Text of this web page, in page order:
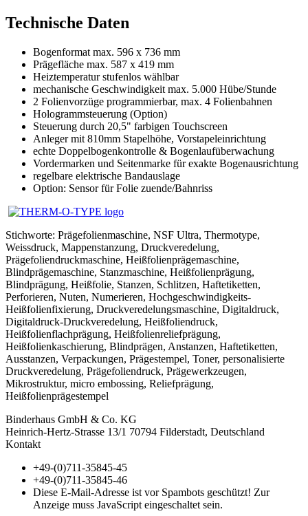
Technische Daten
Bogenformat max. 596 x 736 mm
Prägefläche max. 587 x 419 mm
Heiztemperatur stufenlos wählbar
mechanische Geschwindigkeit max. 5.000 Hübe/Stunde
2 Folienvorzüge programmierbar, max. 4 Folienbahnen
Hologrammsteuerung (Option)
Steuerung durch 20,5" farbigen Touchscreen
Anleger mit 810mm Stapelhöhe, Vorstapeleinrichtung
echte Doppelbogenkontrolle & Bogenlaufüberwachung
Vordermarken und Seitenmarke für exakte Bogenausrichtung
regelbare elektrische Bandauslage
Option: Sensor für Folie zuende/Bahnriss
Stichworte: Prägefolienmaschine, NSF Ultra, Thermotype,
Weissdruck, Mappenstanzung, Druckveredelung,
Prägefoliendruckmaschine, Heißfolienprägemaschine,
Blindprägemaschine, Stanzmaschine, Heißfolienprägung,
Blindprägung, Heißfolie, Stanzen, Schlitzen, Haftetiketten,
Perforieren, Nuten, Numerieren, Hochgeschwindigkeits-
Heißfolienfixierung, Druckveredelungsmaschine, Digitaldruck,
Digitaldruck-Druckveredelung, Heißfoliendruck,
Heißfolienflachprägung, Heißfolienreliefprägung,
Heißfolienkaschierung, Blindprägen, Anstanzen, Haftetiketten,
Ausstanzen, Verpackungen, Prägestempel, Toner, personalisierte
Druckveredelung, Prägefoliendruck, Prägewerkzeugen,
Mikrostruktur, micro embossing, Reliefprägung,
Heißfolienprägestempel
Binderhaus GmbH & Co. KG
Heinrich-Hertz-Strasse 13/1 70794 Filderstadt, Deutschland
Kontakt
+49-(0)711-35845-45
+49-(0)711-35845-46
Diese E-Mail-Adresse ist vor Spambots geschützt! Zur
Anzeige muss JavaScript eingeschaltet sein.